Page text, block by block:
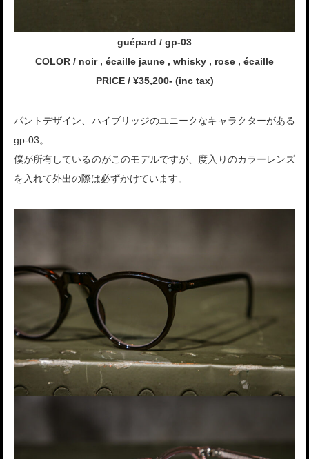
guépard / gp-03
COLOR / noir , écaille jaune , whisky , rose , écaille
PRICE / ¥35,200- (inc tax)
パントデザイン、ハイブリッジのユニークなキャラクターがある
gp-03。
僕が所有しているのがこのモデルですが、度入りのカラーレンズ
を入れて外出の際は必ずかけています。